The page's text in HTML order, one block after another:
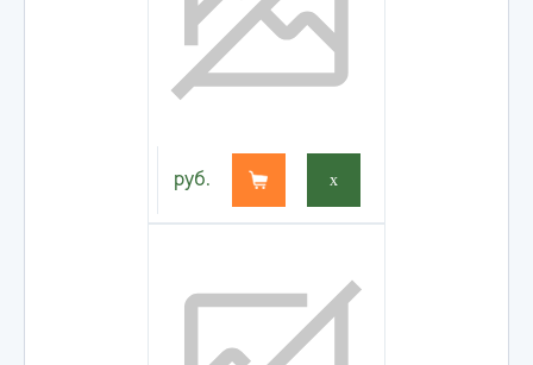
руб. x